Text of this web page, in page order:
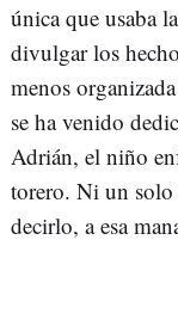
única que usaba
divulgar los
menos
se ha venido
Adrián, el niño
torero. Ni un solo
decirlo, a esa